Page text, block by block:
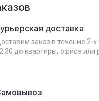
доставка
заказ в течение 2-х
до квартиры, офиса или